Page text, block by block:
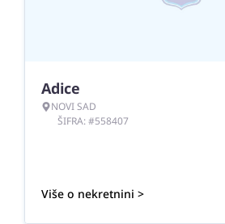
Adice
NOVI SAD
ŠIFRA: #558407
Više o nekretnini >